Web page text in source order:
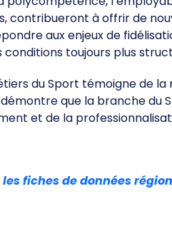
à offrir de
aux enjeux de
toujours plus
du Sport témoigne de
que la branche du
et de la
les fiches de données